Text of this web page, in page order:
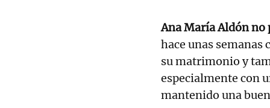
Ana María Aldón no
hace unas
su matrimonio y
especialmente con
mantenido una